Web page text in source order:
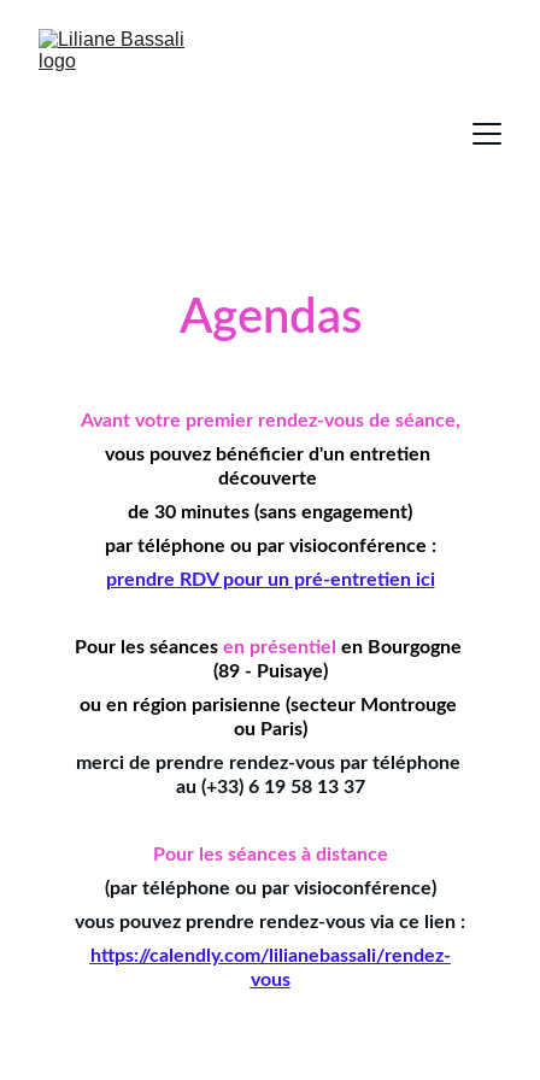
Avant votre premier rendez-vous de séance,
vous pouvez bénéficier d'un entretien
découverte
de 30 minutes (sans engagement)
par téléphone ou par visioconférence :
prendre RDV pour un pré-entretien ici
Pour les séances en présentiel en Bourgogne
(89 - Puisaye)
ou en région parisienne (secteur Montrouge
ou Paris)
merci de prendre rendez-vous par téléphone
au (+33) 6 19 58 13 37
Pour les séances à distance
(par téléphone ou par visioconférence)
vous pouvez prendre rendez-vous via ce lien :
https://calendly.com/lilianebassali/rendez-
vous
Agendas